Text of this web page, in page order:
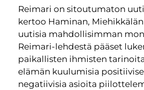
Reimari on sitoutumaton
kertoo Haminan,
uutisia mahdollisimman
Reimari-lehdestä pääset
paikallisten ihmisten
elämän kuulumisia
negatiivisia asioita